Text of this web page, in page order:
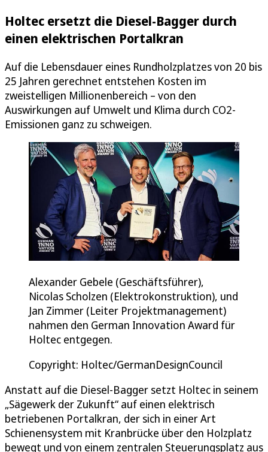
Holtec ersetzt die Diesel-Bagger durch
einen elektrischen Portalkran
Auf die Lebensdauer eines Rundholzplatzes von 20 bis
25 Jahren gerechnet entstehen Kosten im
zweistelligen Millionenbereich – von den
Auswirkungen auf Umwelt und Klima durch CO2-
Emissionen ganz zu schweigen.
Alexander Gebele (Geschäftsführer),
Nicolas Scholzen (Elektrokonstruktion), und
Jan Zimmer (Leiter Projektmanagement)
nahmen den German Innovation Award für
Holtec entgegen.
Copyright: Holtec/GermanDesignCouncil
Anstatt auf die Diesel-Bagger setzt Holtec in seinem
„Sägewerk der Zukunft“ auf einen elektrisch
betriebenen Portalkran, der sich in einer Art
Schienensystem mit Kranbrücke über den Holzplatz
bewegt und von einem zentralen Steuerungsplatz aus